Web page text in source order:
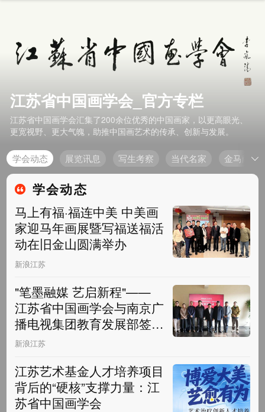
江苏省中国画学会_官方专栏
江苏省中国画学会汇集了200余位优秀的中国画家，以更高眼光、
更宽视野、更大气魄，助推中国画艺术的传承、创新与发展。
学会动态 展览讯息 写生考察 当代名家 金马献瑞
学会动态
马上有福·福连中美 中美画
家迎马年画展暨写福送福活
动在旧金山圆满举办
新浪江苏
"笔墨融媒 艺启新程"——
江苏省中国画学会与南京广
播电视集团教育发展部签署
战略合作协议
新浪江苏
江苏艺术基金人才培养项目
背后的“硬核”支撑力量：江
苏省中国画学会